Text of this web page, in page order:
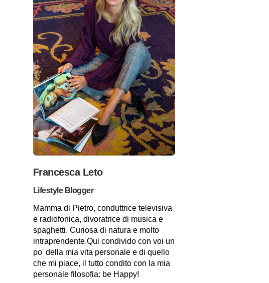
Francesca Leto
Lifestyle Blogger
Mamma di Pietro, conduttrice televisiva
e radiofonica, divoratrice di musica e
spaghetti. Curiosa di natura e molto
intraprendente.Qui condivido con voi un
po' della mia vita personale e di quello
che mi piace, il tutto condito con la mia
personale filosofia: be Happy!